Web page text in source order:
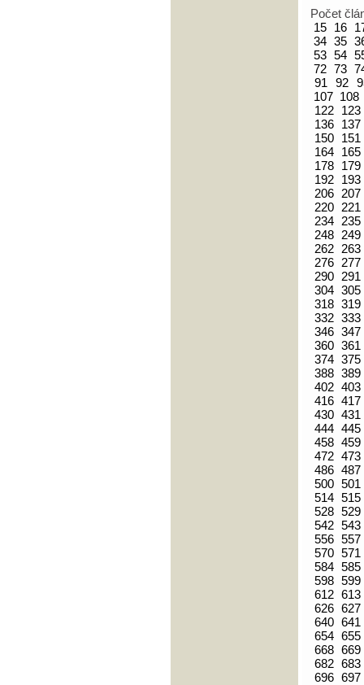
Počet
15 16
34 35
53 54
72 73
91
92
107 108
122
123
136
137
150
151
164
165
178
179
192
193
206 207
220
221
234
235
248
249
262
263
276
277
290
291
304 305
318 319
332 333
346 347
360 361
374 375
388 389
402 403
416 417
430 431
444 445
458 459
472 473
486 487
500 501
514 515
528 529
542 543
556 557
570 571
584 585
598 599
612 613
626 627
640 641
654 655
668 669
682 683
696 697